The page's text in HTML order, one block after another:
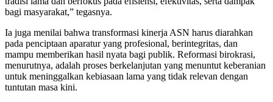
bagi masyarakat,” tegasnya.
Ia juga menilai bahwa transformasi kinerja ASN harus diarahkan
pada penciptaan aparatur yang profesional, berintegritas, dan
mampu memberikan hasil nyata bagi publik. Reformasi birokrasi,
menurutnya, adalah proses berkelanjutan yang menuntut keberanian
untuk meninggalkan kebiasaan lama yang tidak relevan dengan
tuntutan masa kini.